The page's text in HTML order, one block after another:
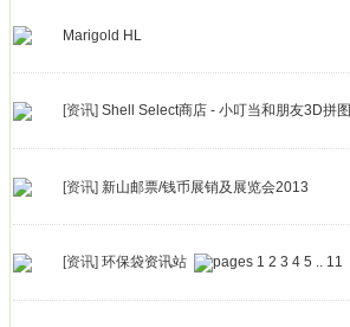
Marigold HL
[资讯] Shell Select商店 - 小叮当和朋友3D拼图
[资讯] 新山邮票/钱币展销及展览会2013
[资讯] 环保袋资讯站 1 2 3 4 5 .. 11